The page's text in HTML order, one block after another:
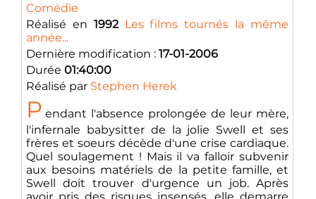
Comédie
Réalisé en 1992 Les films tournés la même
année...
Dernière modification : 17-01-2006
Durée 01:40:00
Réalisé par Stephen Herek
P endant l'absence prolongée de leur mère,
l'infernale babysitter de la jolie Swell et ses
frères et soeurs décède d'une crise cardiaque.
Quel soulagement ! Mais il va falloir subvenir
aux besoins matériels de la petite famille, et
Swell doit trouver d'urgence un job. Après